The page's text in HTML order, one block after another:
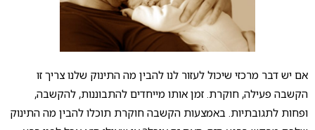
אם יש דבר מרכזי שיכול לעזור לנו להבין מה התינוק שלנו צריך זו
הקשבה פעילה, חוקרת. זמן אותו מייחדים להתבוננות, להקשבה,
ופחות לתגובתיות. באמצעות הקשבה חוקרת תוכלו להבין מה התינוק